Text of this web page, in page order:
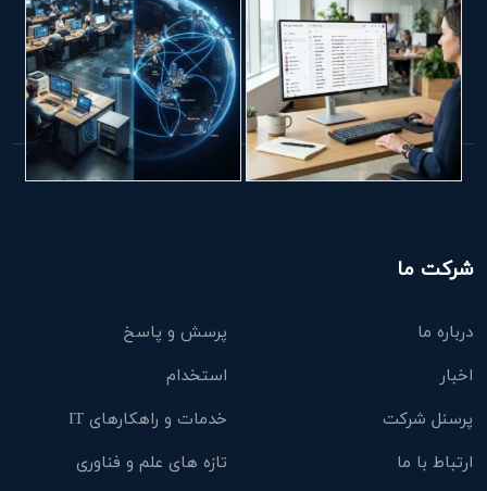
شرکت ما
درباره ما
پرسش و پاسخ
اخبار
استخدام
پرسنل شرکت
خدمات و راهکارهای IT
ارتباط با ما
تازه های علم و فناوری